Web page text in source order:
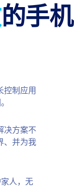
的手机
控制应用
决方案不
、并为我
人，无